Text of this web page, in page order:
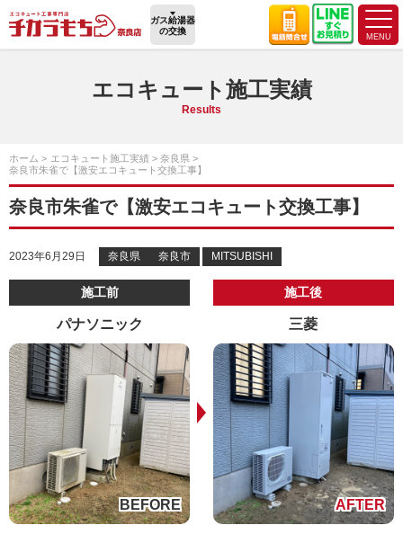
ガス給湯器
の交換
エコキュート施工実績
Results
ホーム エコキュート施工実績
奈良県
奈良市朱雀で【激安エコキュート交換工事】
奈良市朱雀で【激安エコキュート交換工事】
2023年6月29日 奈良県 奈良市 MITSUBISHI
施工前
パナソニック
施工後
三菱